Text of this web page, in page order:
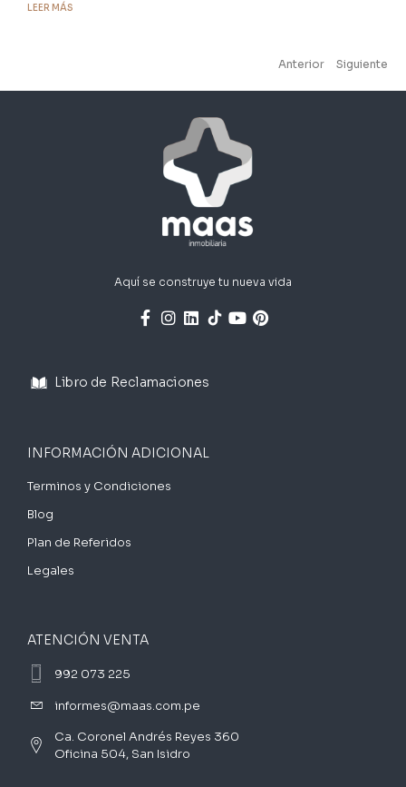
LEER MÁS
Anterior Siguiente
Aquí se construye tu nueva vida
Libro de Reclamaciones
INFORMACIÓN ADICIONAL
Terminos y Condiciones
Blog
Plan de Referidos
Legales
ATENCIÓN VENTA
992 073 225
informes@maas.com.pe
Ca. Coronel Andrés Reyes 360
Oficina 504, San Isidro